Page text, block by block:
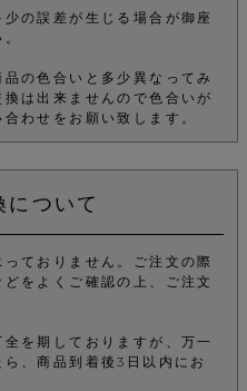
の誤差が生じる場合が御座
の色合いと多少異なってみ
は出来ませんので色合いが
わせをお願い致します。
について
ておりません。ご注文の際
をよくご確認の上、ご注文
を期しておりますが、万一
、商品到着後3日以内にお